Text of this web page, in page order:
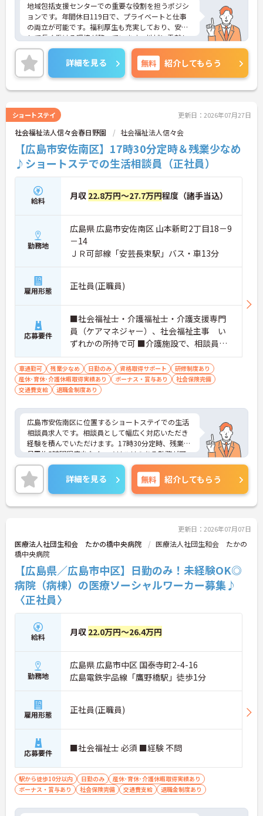
地域包括支援センターでの重要な役割を担うポジシ
ョンです。年間休日119日で、プライベートと仕事
の両立が可能です。福利厚生も充実しており、安心
して長く働ける環境が整っています。地域に貢献し
たい方、社会福祉士としてのスキルを活かしたい方
には最適な職場です。興味のある方はぜひご相談く
ださい。
詳細を見る 無料 紹介してもらう
ショートステイ 更新日：2026年07月27日
社会福祉法人信々会春日野園 社会福祉法人信々会
【広島市安佐南区】17時30分定時＆残業少なめ
♪ショートステでの生活相談員（正社員）
給料 月収 22.8万円～27.7万円程度（諸手当込）
勤務地
広島県 広島市安佐南区 山本新町2丁目18－9
－14
ＪＲ可部線「安芸長束駅」バス・車13分
雇用形態 正社員(正職員)
応募要件
■社会福祉士・介護福祉士・介護支援専門
員（ケアマネジャー）、社会福祉主事 い
ずれかの所持で可 ■介護施設で、相談員も
しくはショートステイの現場経験あれば尚
可 ■普通自動車運転免許必須
車通勤可 残業少なめ 日勤のみ 資格取得サポート
研修制度あり
産休･育休･介護休暇取得実績あり
ボーナス・賞与あり
社会保険完備
交通費支給
退職金制度あり
広島市安佐南区に位置するショートステイでの生活
相談員求人です。相談員として幅広く対応いただき
経験を積んでいただけます。17時30分定時、残業は
月平均5時間程度少なく、メリハリのある勤務が可
能です。ご興味のある方には、面接対策ポイントな
ど、さらに詳細をお話しいたしますのでお気軽にご
相談ください！
詳細を見る 無料 紹介してもらう
更新日：2026年07月07日
医療法人社団生和会 たかの橋中央病院
医療法人社団生和会 たかの
橋中央病院
【広島県／広島市中区】日勤のみ！未経験OK◎
病院（病棟）の医療ソーシャルワーカー募集♪
〈正社員〉
給料 月収 22.0万円～26.4万円
勤務地
広島県 広島市中区 国泰寺町2-4-16
広島電鉄宇品線「鷹野橋駅」徒歩1分
雇用形態 正社員(正職員)
応募要件 ■社会福祉士 必須 ■経験 不問
駅から徒歩10分以内 日勤のみ
産休･育休･介護休暇取得実績あり
ボーナス・賞与あり
社会保険完備 交通費支給 退職金制度あり